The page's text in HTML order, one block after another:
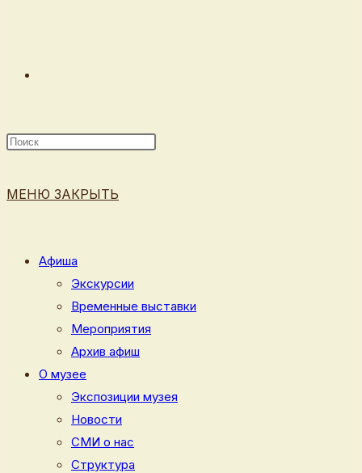
ВЕБ-
МЕНЮ ЗАКРЫТЬ
Афиша
Экскурсии
Временные выставки
Мероприятия
Архив афиш
О музее
Экспозиции музея
Новости
СМИ о нас
Структура